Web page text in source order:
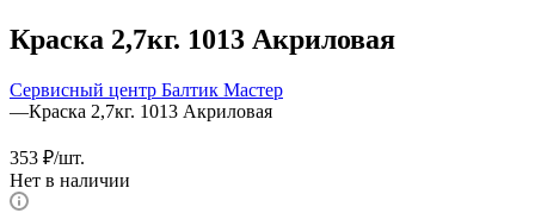
Краска 2,7кг. 1013 Акриловая
Сервисный центр Балтик Мастер
—Краска 2,7кг. 1013 Акриловая
353 ₽/шт.
Нет в наличии